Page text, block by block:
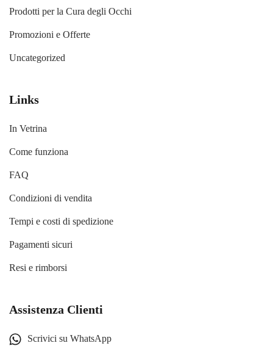
Prodotti per la Cura degli Occhi
Promozioni e Offerte
Uncategorized
Links
In Vetrina
Come funziona
FAQ
Condizioni di vendita
Tempi e costi di spedizione
Pagamenti sicuri
Resi e rimborsi
Assistenza Clienti
Scrivici su WhatsApp